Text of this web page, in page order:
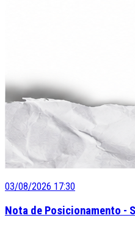
03/08/2026 17:30
Nota de Posicionamento -